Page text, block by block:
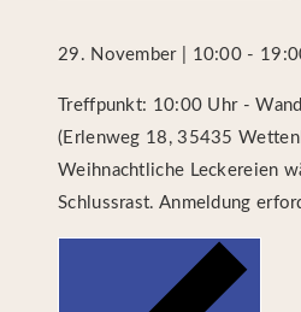
29. November | 10:00 -
Treffpunkt: 10:00 Uhr -
(Erlenweg 18, 35435
Weihnachtliche Leckereien
Schlussrast. Anmeldung